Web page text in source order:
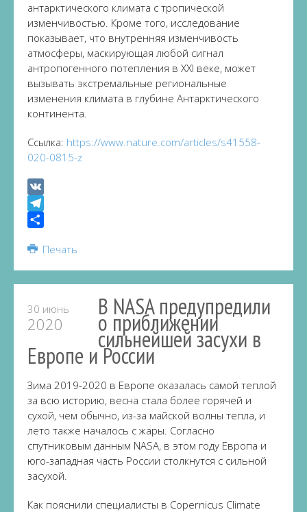
антарктического климата с тропической
изменчивостью. Кроме того, исследование
показывает, что внутренняя изменчивость
атмосферы, маскирующая любой сигнал
антропогенного потепления в XXI веке, может
вызывать экстремальные региональные
изменения климата в глубине Антарктического
континента.
Ссылка: https://www.nature.com/articles/s41558-
020-0815-z
VK
Telegram
Печать
30 июнь
2020
В NASA предупредили
о приближении
сильнейшей засухи в
Европе и России
Зима 2019-2020 в Европе оказалась самой теплой
за всю историю, весна стала более горячей и
сухой, чем обычно, из-за майской волны тепла, и
лето также началось с жары. Согласно
спутниковым данным NASA, в этом году Европа и
юго-западная часть России столкнутся с сильной
засухой.
Как пояснили специалисты в Copernicus Climate